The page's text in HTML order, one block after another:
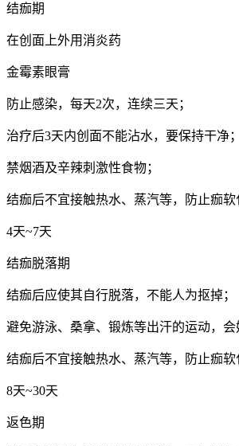
结痂期
在创面上外用消炎药
金霉素眼膏
防止感染，每天2次，连续三天；
治疗后3天内创面不能沾水，要保持干净；
禁烟酒及辛辣刺激性食物；
结痂后不宜接触热水、蒸汽等，防止痂软
4天~7天
结痂脱落期
结痂后应使其自行脱落，不能人为抠掉；
避免游泳、桑拿、锻炼等出汗的运动，会
结痂后不宜接触热水、蒸汽等，防止痂软
8天~30天
返色期